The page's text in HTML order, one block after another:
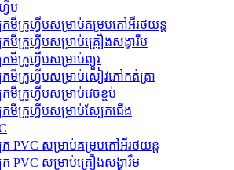
វីប
កមីក្រូហ្វីបសម្រាប់គម្របកៅអីរថយន្ត
កមីក្រូហ្វីបសម្រាប់គ្រឿងសង្ហារឹម
មីក្រូហ្វីបសម្រាប់ព្យួរ
កមីក្រូហ្វីបសម្រាប់សៀវភៅកត់ត្រា
មីក្រូហ្វីបសម្រាប់វេចខ្ចប់
កមីក្រូហ្វីបសម្រាប់ស្បែកជើង
ក PVC សម្រាប់គម្របកៅអីរថយន្ត
ក PVC សម្រាប់គ្រឿងសង្ហារឹម